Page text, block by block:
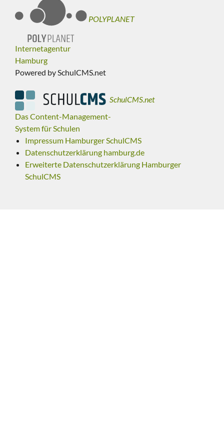
POLYPLANET
Internetagentur
Hamburg
Powered by SchulCMS.net
SchulCMS.net
Das Content-Management-
System für Schulen
Impressum Hamburger SchulCMS
Datenschutzerklärung hamburg.de
Erweiterte Datenschutzerklärung Hamburger
SchulCMS